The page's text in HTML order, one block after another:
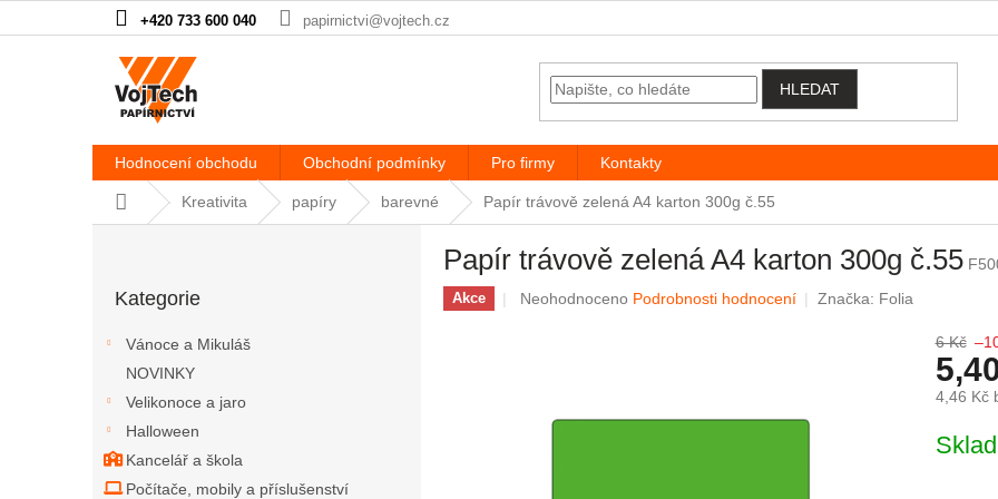
+420 733 600 040 papirnictvi@vojtech.cz
HLEDAT
Hodnocení obchodu Obchodní podmínky Pro firmy Kontakty
Domů Kreativita papíry barevné Papír trávově zelená A4 karton 300g č.55
Kategorie
Vánoce a Mikuláš
NOVINKY
Velikonoce a jaro
Halloween
Kancelář a škola
Počítače, mobily a příslušenství
Papír trávově zelená A4 karton 300g č.55
Akce Průměrné hodnocení produktu je 0,0 z 5 hvězdiček.
Neohodnoceno Podrobnosti hodnocení Značka: Folia
6 Kč
4,46 Kč